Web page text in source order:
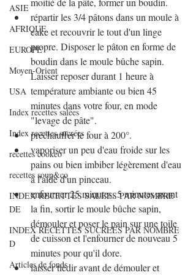
ASIE
AFRIQUE
EUROPE
Moyen-Orient
USA
Index recettes salées
Index recettes sucrées
recettes cookeo
recettes soup&co
INDEX RECETTES SALEES PAR NOMBRE
DE
INDEX RECETTES SUCREES PAR NOMBRE
D
Articles de fonds
répartir les 3/4 pâtons dans un moule à
cake et recouvrir le tout d'un linge
propre. Disposer le pâton en forme de
boudin dans le moule bûche sapin.
Laisser reposer durant 1 heure à
température ambiante ou bien 45
minutes dans votre four, en mode
"levage de pâte".
préchauffer le four à 200°.
vaporiser un peu d'eau froide sur les
pains ou bien imbiber légèrement d'eau
à l'aide d'un pinceau.
enfourner 25 minutes. 5 minutes avant
la fin, sortir le moule bûche sapin,
démouler et poser le pain sur une toile
de cuisson et l'enfourner de nouveau 5
minutes pour qu'il dore.
laisser tiédir avant de démouler et